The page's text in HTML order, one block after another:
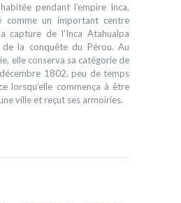
pendant l’empire Inca,
comme un important centre
capture de l’Inca Atahualpa
de la conquête du Pérou. Au
elle conserva sa catégorie de
1802, peu de temps
lorsqu’elle commença à être
ville et reçut ses armoiries.